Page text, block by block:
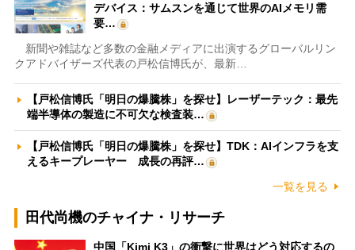
デバイス：サムスンを通じて世界のAIメモリ需
要…
新聞や雑誌など多数の金融メディアに出演するグローバルリン
クアドバイザーズ代表の戸松信博氏が、最新…
【戸松信博氏「明日の爆騰株」を探せ】レーザーテック：最先
端半導体の製造に不可欠な検査装…
【戸松信博氏「明日の爆騰株」を探せ】TDK：AIインフラを支
えるキープレーヤー 成長の再評…
一覧を見る
田代尚機のチャイナ・リサーチ
中国「Kimi K3」の衝撃に世界はどう対応するの